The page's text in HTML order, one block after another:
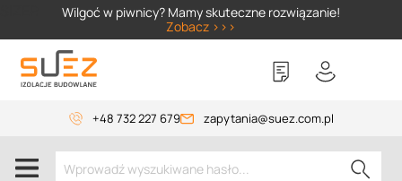
Wilgoć w piwnicy? Mamy skuteczne rozwiązanie!
Zobacz >>>
+48 732 227 679 zapytania@suez.com.pl